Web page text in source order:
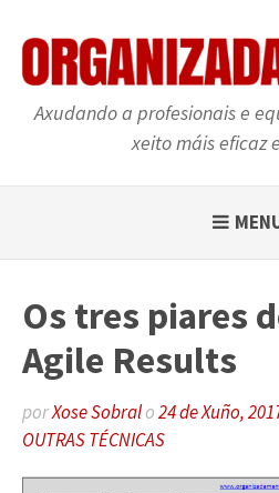
Axudando a profesionais e
xeito máis eficaz
Os tres piares
Agile Results
porXose Sobralo24 de Xuño,
OUTRAS TÉCNICAS